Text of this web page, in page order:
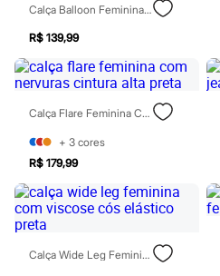
Moda praia
Personagens
Plus size
Blusas e Camisetas
Calças
Camisas
Casacos e Jaquetas
Jeans
Moda esportiva
Shorts e Bermudas
Todos os produtos
Infantil
Em alta
Arrumadinho para os meninos
Romântico para as meninas
Inverno
Calça Balloon Feminina Jeans Cintura Média Com Barra Ajustável Preta
R$ 139,99
Calça Flare Feminina Com Nervuras Cintura Alta Preta
+ 3 cores
R$ 179,99
Calça Wide Leg Feminina Com Viscose Cós Elástico Preta